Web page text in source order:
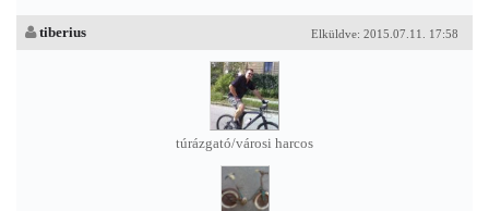
Elküldve: 2015.07.11. 17:58
tiberius
túrázgató/városi harcos